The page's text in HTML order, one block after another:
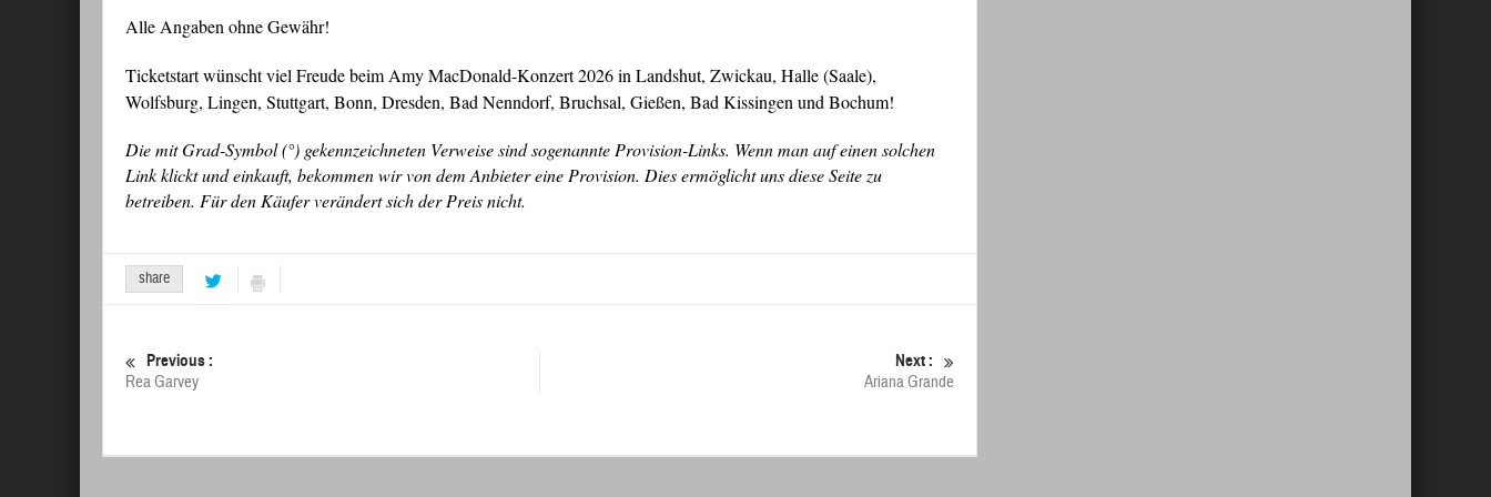
Alle Angaben ohne Gewähr!
Ticketstart wünscht viel Freude beim Amy MacDonald-Konzert 2026 in Landshut, Zwickau, Halle (Saale),
Wolfsburg, Lingen, Stuttgart, Bonn, Dresden, Bad Nenndorf, Bruchsal, Gießen, Bad Kissingen und Bochum!
Die mit Grad-Symbol (°) gekennzeichneten Verweise sind sogenannte Provision-Links. Wenn man auf einen solchen
Link klickt und einkauft, bekommen wir von dem Anbieter eine Provision. Dies ermöglicht uns diese Seite zu
betreiben. Für den Käufer verändert sich der Preis nicht.
share
Previous :
Rea Garvey
Next :
Ariana Grande